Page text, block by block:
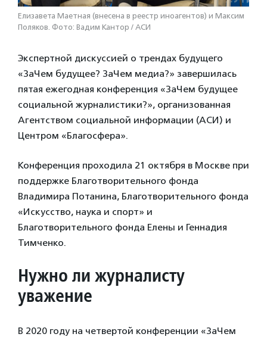
Елизавета Маетная (внесена в реестр иноагентов) и Максим
Поляков. Фото: Вадим Кантор / АСИ
Экспертной дискуссией о трендах будущего
«ЗаЧем будущее? ЗаЧем медиа?» завершилась
пятая ежегодная конференция «ЗаЧем будущее
социальной журналистики?», организованная
Агентством социальной информации (АСИ) и
Центром «Благосфера».
Конференция проходила 21 октября в Москве при
поддержке Благотворительного фонда
Владимира Потанина, Благотворительного фонда
«Искусство, наука и спорт» и
Благотворительного фонда Елены и Геннадия
Тимченко.
Нужно ли журналисту
уважение
В 2020 году на четвертой конференции «ЗаЧем